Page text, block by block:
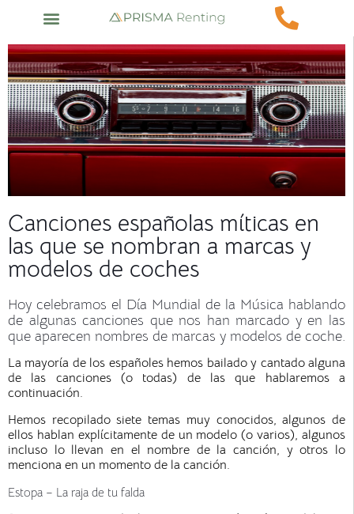
Canciones españolas míticas en
las que se nombran a marcas y
modelos de coches
Hoy celebramos el Día Mundial de la Música hablando
de algunas canciones que nos han marcado y en las
que aparecen nombres de marcas y modelos de coche.
La mayoría de los españoles hemos bailado y cantado alguna
de las canciones (o todas) de las que hablaremos a
continuación.
Hemos recopilado siete temas muy conocidos, algunos de
ellos hablan explícitamente de un modelo (o varios), algunos
incluso lo llevan en el nombre de la canción, y otros lo
menciona en un momento de la canción.
Estopa – La raja de tu falda